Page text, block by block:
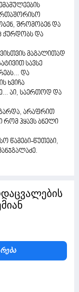
შრომობენ და
ქურდობს და
მაგალითად
სავსე
და
ხვიჩა
აი, საერთოდ და
არაფრით
რომ ჰყავს ბნელი
წამები-წუთები,